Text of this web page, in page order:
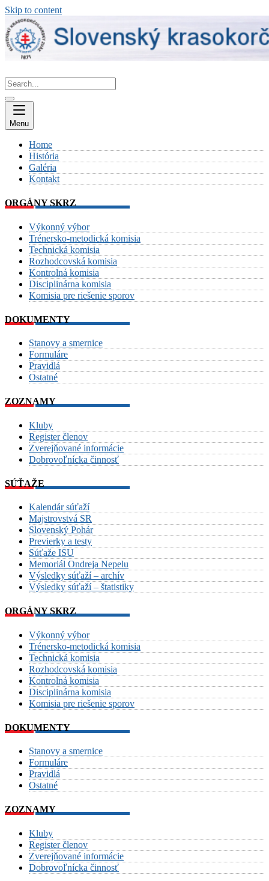
Skip to content
Menu
Home
História
Galéria
Kontakt
ORGÁNY SKRZ
Výkonný výbor
Trénersko-metodická komisia
Technická komisia
Rozhodcovská komisia
Kontrolná komisia
Disciplinárna komisia
Komisia pre riešenie sporov
DOKUMENTY
Stanovy a smernice
Formuláre
Pravidlá
Ostatné
ZOZNAMY
Kluby
Register členov
Zverejňované informácie
Dobrovoľnícka činnosť
SÚŤAŽE
Kalendár súťaží
Majstrovstvá SR
Slovenský Pohár
Previerky a testy
Súťaže ISU
Memoriál Ondreja Nepelu
Výsledky súťaží – archív
Výsledky súťaží – štatistiky
ORGÁNY SKRZ
Výkonný výbor
Trénersko-metodická komisia
Technická komisia
Rozhodcovská komisia
Kontrolná komisia
Disciplinárna komisia
Komisia pre riešenie sporov
DOKUMENTY
Stanovy a smernice
Formuláre
Pravidlá
Ostatné
ZOZNAMY
Kluby
Register členov
Zverejňované informácie
Dobrovoľnícka činnosť